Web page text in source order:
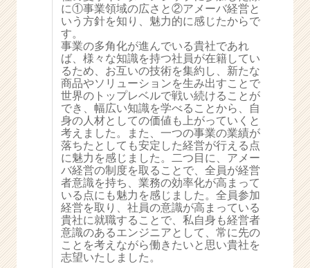
活
サ
イ
ト
チ
ア
キ
ャ
リ
ア
（C
h
e
e
r
C
a
r
に①事業領域の広さと②アメーバ経営と
いう方針を知り、魅力的に感じたからで
す。
事業の多角化が進んでいる貴社であれ
ば、様々な知識を持つ社員が在籍してい
るため、お互いの技術を集約し、新たな
商品やソリューションを生み出すことで
世界のトップレベルで戦い続けることが
でき、幅広い知識を学べることから、自
身の人材としての価値も上がっていくと
考えました。また、一つの事業の業績が
落ちたとしても安定した経営が行える点
に魅力を感じました。二つ目に、アメー
バ経営の制度を取ることで、全員が経営
者意識を持ち、業務の効率化が高まって
いる点にも魅力を感じました。全員参加
経営を取り、社員の意識が高まっている
貴社に就職することで、私自身も経営者
意識のあるエンジニアとして、常に先の
ことを考えながら働きたいと思い貴社を
志望いたしました。